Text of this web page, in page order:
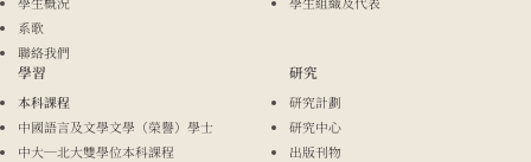
系歌
聯絡我們
學習
本科課程
中國語言及文學文學（榮譽）學士
中大─北大雙學位本科課程
研究
研究計劃
研究中心
出版刊物